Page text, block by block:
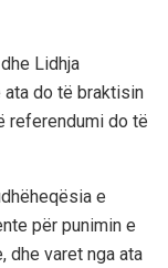
Lidhja
ata do të braktisin
referendumi do të
e
për punimin e
dhe varet nga ata